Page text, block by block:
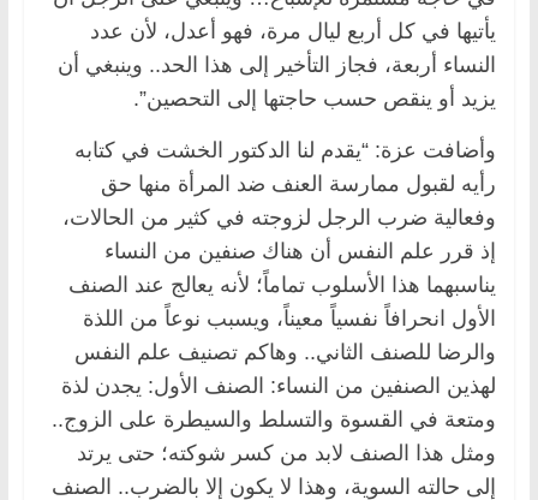
يأتيها في كل أربع ليال مرة، فهو أعدل، لأن عدد
النساء أربعة، فجاز التأخير إلى هذا الحد.. وينبغي أن
يزيد أو ينقص حسب حاجتها إلى التحصين”.
وأضافت عزة: “يقدم لنا الدكتور الخشت في كتابه
رأيه لقبول ممارسة العنف ضد المرأة منها حق
وفعالية ضرب الرجل لزوجته في كثير من الحالات،
إذ قرر علم النفس أن هناك صنفين من النساء
يناسبهما هذا الأسلوب تماماً؛ لأنه يعالج عند الصنف
الأول انحرافاً نفسياً معيناً، ويسبب نوعاً من اللذة
والرضا للصنف الثاني.. وهاكم تصنيف علم النفس
لهذين الصنفين من النساء: الصنف الأول: يجدن لذة
ومتعة في القسوة والتسلط والسيطرة على الزوج..
ومثل هذا الصنف لابد من كسر شوكته؛ حتى يرتد
إلى حالته السوية، وهذا لا يكون إلا بالضرب.. الصنف